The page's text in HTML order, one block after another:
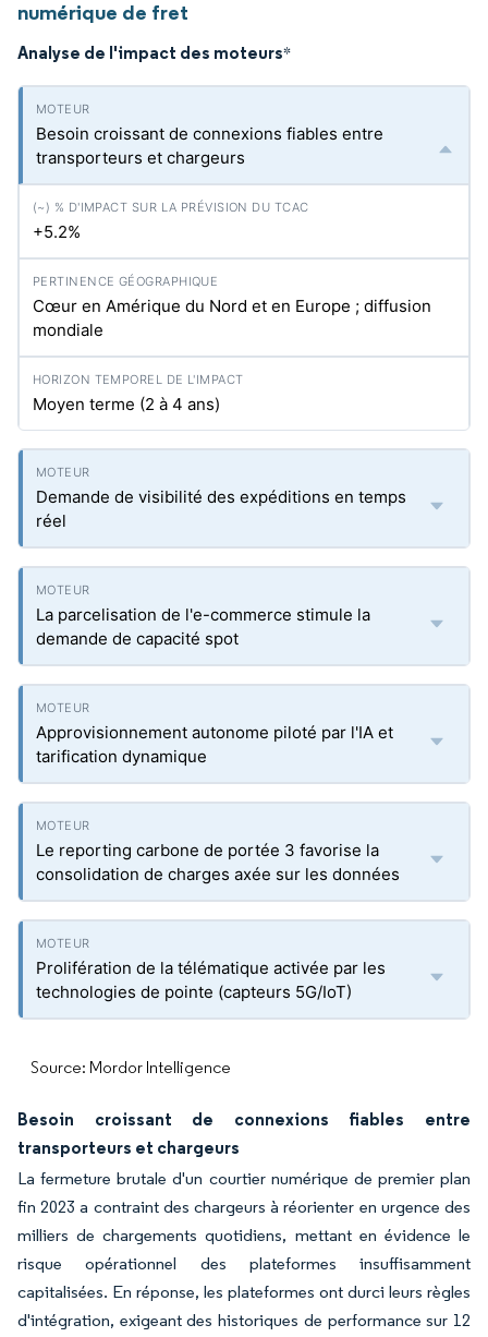
numérique de fret
Analyse de l'impact des moteurs*
Besoin croissant de connexions fiables entre
transporteurs et chargeurs
+5.2%
Cœur en Amérique du Nord et en Europe ; diffusion
mondiale
Moyen terme (2 à 4 ans)
Demande de visibilité des expéditions en temps
réel
La parcelisation de l'e-commerce stimule la
demande de capacité spot
Approvisionnement autonome piloté par l'IA et
tarification dynamique
Le reporting carbone de portée 3 favorise la
consolidation de charges axée sur les données
Prolifération de la télématique activée par les
technologies de pointe (capteurs 5G/IoT)
Source: Mordor Intelligence
Besoin croissant de connexions fiables entre
transporteurs et chargeurs
La fermeture brutale d'un courtier numérique de premier plan
fin 2023 a contraint des chargeurs à réorienter en urgence des
milliers de chargements quotidiens, mettant en évidence le
risque opérationnel des plateformes insuffisamment
capitalisées. En réponse, les plateformes ont durci leurs règles
d'intégration, exigeant des historiques de performance sur 12